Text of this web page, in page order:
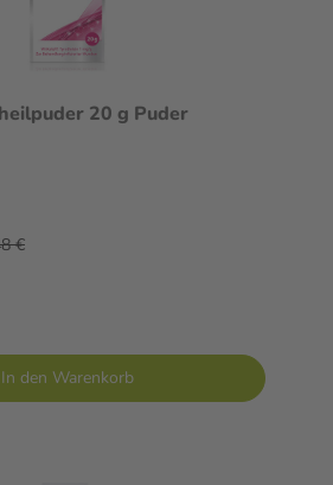
20 g Puder
€
In den Warenkorb